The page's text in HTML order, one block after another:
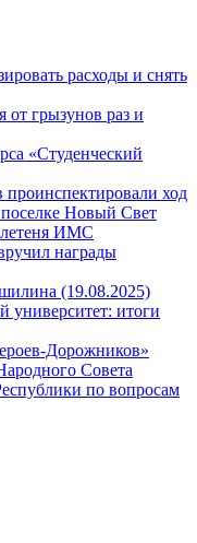
расходы и снять
от грызунов раз и
«Студенческий
ход
поселке Новый Свет
ИМС
награды
(19.08.2025)
университет: итоги
Дорожников»
Совета
по вопросам